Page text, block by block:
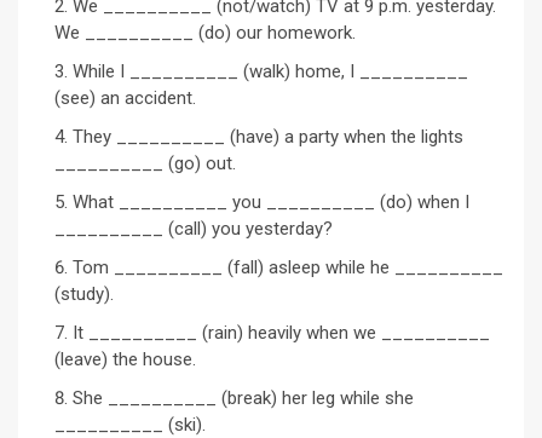
We __________ (not/watch) TV at 9 p.m. yesterday.
We __________ (do) our homework.
While I __________ (walk) home, I __________
(see) an accident.
They __________ (have) a party when the lights
__________ (go) out.
What __________ you __________ (do) when I
__________ (call) you yesterday?
Tom __________ (fall) asleep while he __________
(study).
It __________ (rain) heavily when we __________
(leave) the house.
She __________ (break) her leg while she
__________ (ski).